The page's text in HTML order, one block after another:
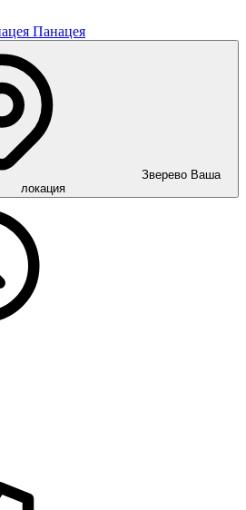
Панацея
Зверево Ваша
локация